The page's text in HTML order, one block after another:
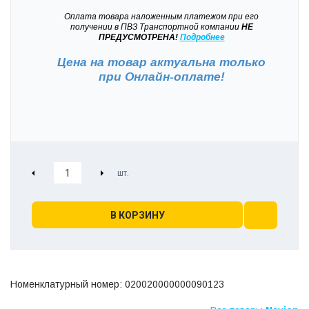
Оплата товара наложенным платежом при его
получении в ПВЗ Транспортной компанииНЕ
ПРЕДУСМОТРЕНА! Подробнее
Цена на товар актуальна только
при Онлайн-оплате!
В КОРЗИНУ
Номенклатурный номер: 020020000000090123